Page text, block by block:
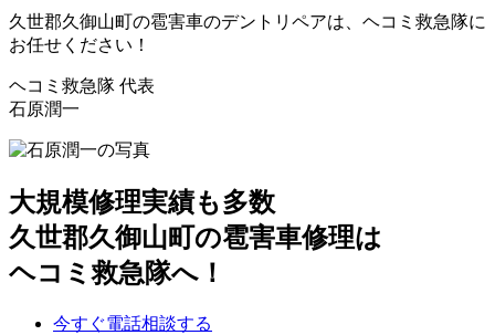
久世郡久御山町の雹害車のデントリペアは、ヘコミ救急隊に
お任せください！
ヘコミ救急隊 代表
石原潤一
大規模修理実績も多数
久世郡久御山町の雹害車修理は
ヘコミ救急隊へ！
今すぐ電話相談する